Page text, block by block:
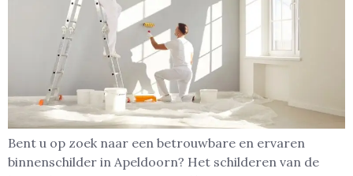
Bent u op zoek naar een betrouwbare en ervaren
binnenschilder in Apeldoorn? Het schilderen van de